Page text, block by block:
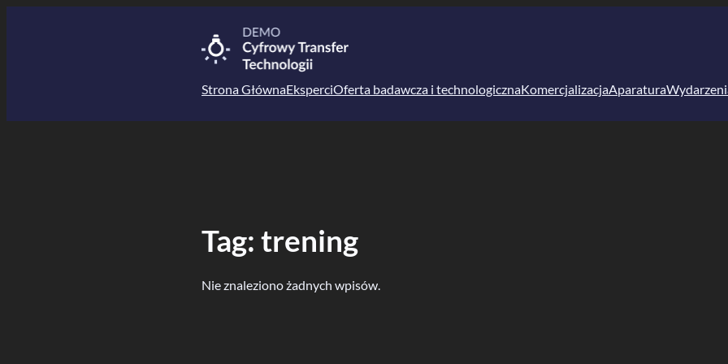
Strona GłównaEksperciOferta badawcza i technologicznaKomercjalizacjaAparatura
Tag: trening
Nie znaleziono żadnych wpisów.